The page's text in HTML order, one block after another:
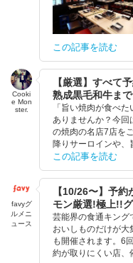
この記事を読む
Cooki
e Mon
ster.
【厳選】すべて
熟成黒毛和牛ま
「旨い焼肉が食べ
ありませんか？今回
の焼肉の名店7店を
降りサーロインや、
この記事を読む
favyグ
ルメニ
ュース
【10/26〜】予
モン厳選!極上!!
芸能界の食通キング
おいしものだけが
も開催されます。6
約が取りにくい店、